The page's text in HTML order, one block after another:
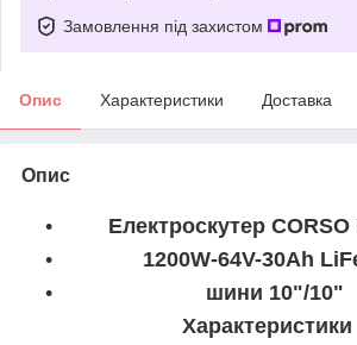
Замовлення під захистом
Опис Характеристики Доставка
Опис
Електроскутер
1200W-64V-30Ah
шини 10"/10"
Характеристики